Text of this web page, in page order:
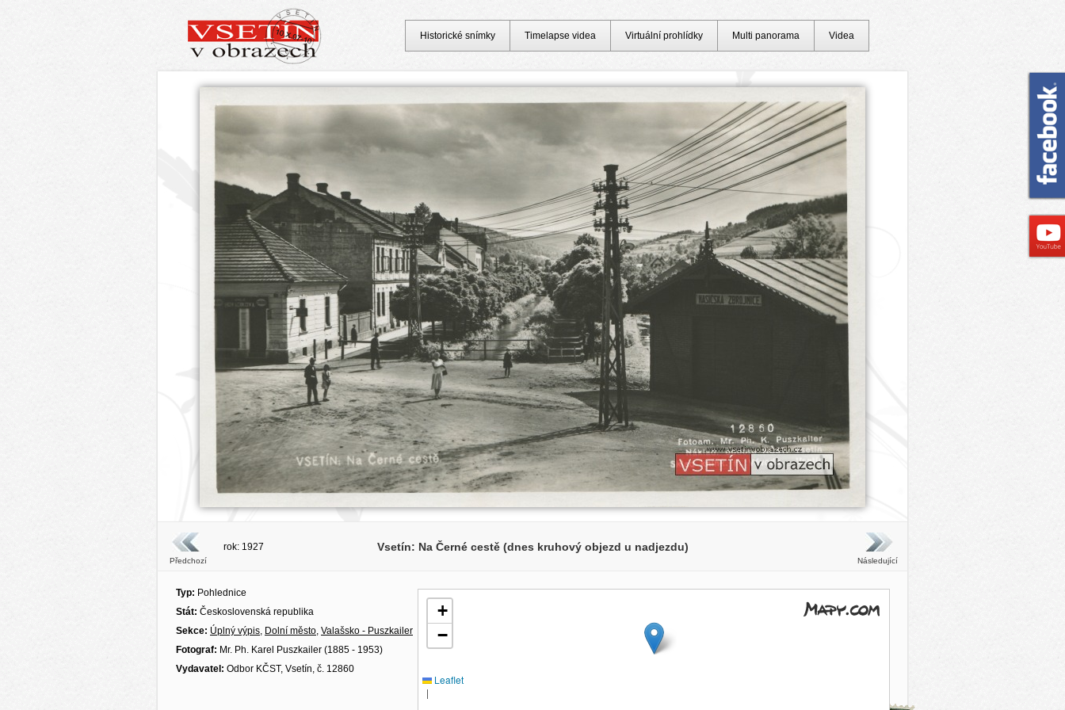
Předchozí
rok: 1927 Vsetín: Na Černé cestě (dnes kruhový objezd u nadjezdu)
Následující
Typ: Pohlednice
Stát: Československá republika
Sekce: Úplný výpis, Dolní město, Valašsko - Puszkailer
Fotograf: Mr. Ph. Karel Puszkailer (1885 - 1953)
Vydavatel: Odbor KČST, Vsetín, č. 12860
+
−
Leaflet
|
Historické snímky Timelapse videa Virtuální prohlídky Multi panorama Videa